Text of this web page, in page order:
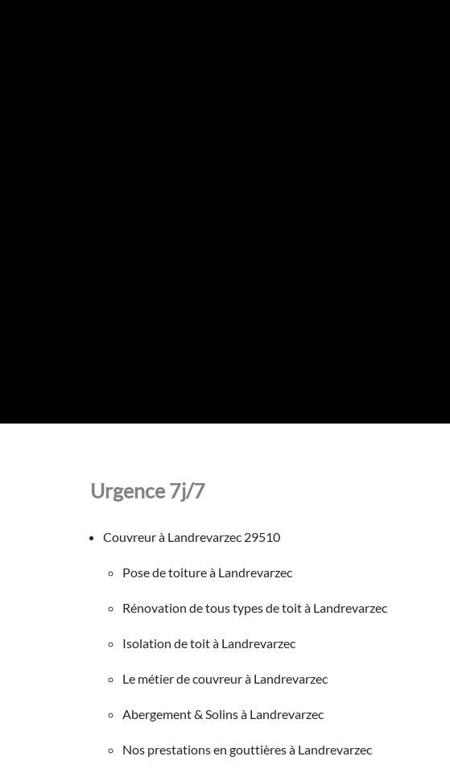
Urgence 7j/7
Couvreur à Landrevarzec 29510
Pose de toiture à Landrevarzec
Rénovation de tous types de toit à Landrevarzec
Isolation de toit à Landrevarzec
Le métier de couvreur à Landrevarzec
Abergement & Solins à Landrevarzec
Nos prestations en gouttières à Landrevarzec